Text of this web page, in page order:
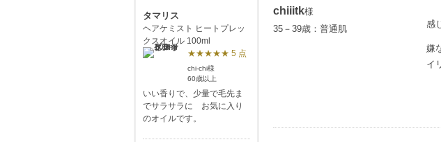
chiiitk様
35－39歳：普通肌
感
嫌
イ
タマリス
ヘアケミスト ヒートプレッ
クスオイル 100ml
★★★★★ 5 点
chi-chi様
60歳以上
いい香りで、少量で毛先ま
でサラサラに お気に入り
のオイルです。